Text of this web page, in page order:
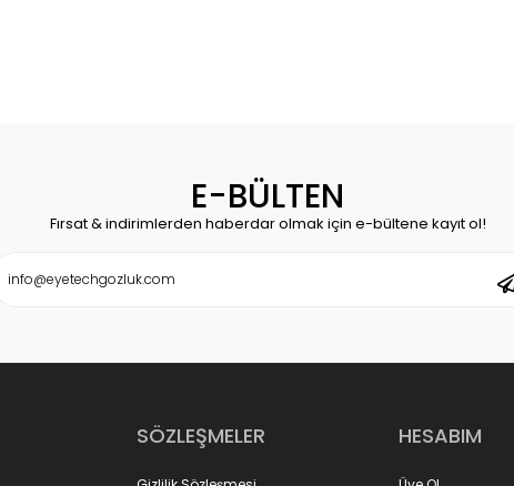
E-BÜLTEN
Fırsat & indirimlerden haberdar olmak için e-bültene kayıt ol!
SÖZLEŞMELER HESABIM